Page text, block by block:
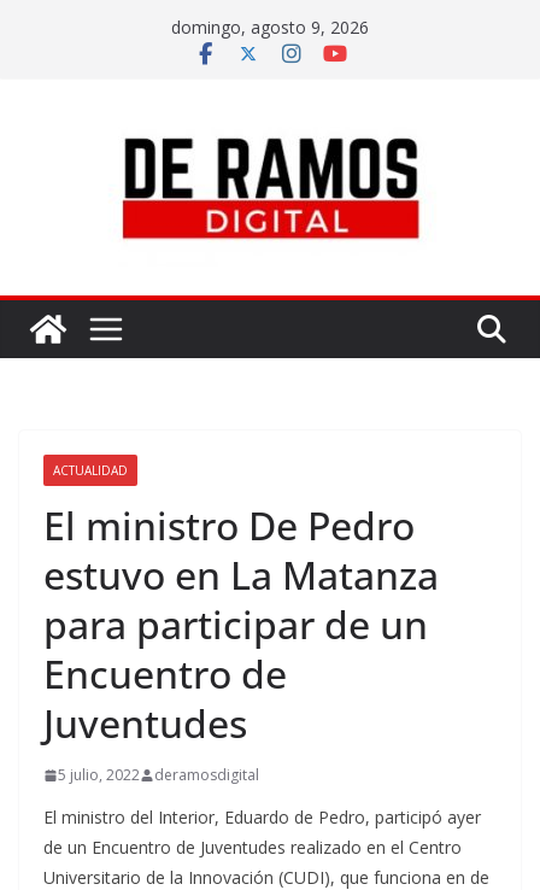
domingo, agosto 9, 2026
ACTUALIDAD
El ministro De Pedro
estuvo en La Matanza
para participar de un
Encuentro de
Juventudes
5 julio, 2022 deramosdigital
El ministro del Interior, Eduardo de Pedro, participó ayer
de un Encuentro de Juventudes realizado en el Centro
Universitario de la Innovación (CUDI), que funciona en de